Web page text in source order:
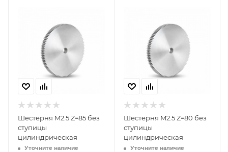
Шестерня M2.5 Z=85 без
ступицы
цилиндрическая
Уточните наличие
Шестерня M2.5 Z=80 без
ступицы
цилиндрическая
Уточните наличие